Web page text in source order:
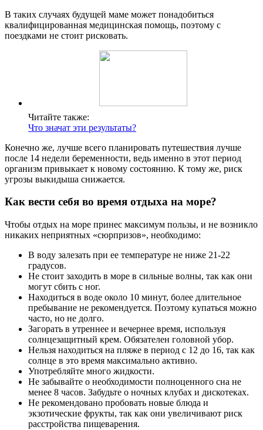
В таких случаях будущей маме может понадобиться
квалифицированная медицинская помощь, поэтому с
поездками не стоит рисковать.
Читайте также:
Что значат эти результаты?
Конечно же, лучше всего планировать путешествия лучше
после 14 недели беременности, ведь именно в этот период
организм привыкает к новому состоянию. К тому же, риск
угрозы выкидыша снижается.
Как вести себя во время отдыха на море?
Чтобы отдых на море принес максимум пользы, и не возникло
никаких неприятных «сюрпризов», необходимо:
В воду залезать при ее температуре не ниже 21-22
градусов.
Не стоит заходить в море в сильные волны, так как они
могут сбить с ног.
Находиться в воде около 10 минут, более длительное
пребывание не рекомендуется. Поэтому купаться можно
часто, но не долго.
Загорать в утреннее и вечернее время, используя
солнцезащитный крем. Обязателен головной убор.
Нельзя находиться на пляже в период с 12 до 16, так как
солнце в это время максимально активно.
Употребляйте много жидкости.
Не забывайте о необходимости полноценного сна не
менее 8 часов. Забудьте о ночных клубах и дискотеках.
Не рекомендовано пробовать новые блюда и
экзотические фрукты, так как они увеличивают риск
расстройства пищеварения.